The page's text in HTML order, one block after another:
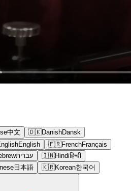
中文 🇩🇰DanishDansk
English 🇫🇷FrenchFrançais
עברית 🇮🇳Hindiहिन्दी
日本語 🇰🇷Korean한국어